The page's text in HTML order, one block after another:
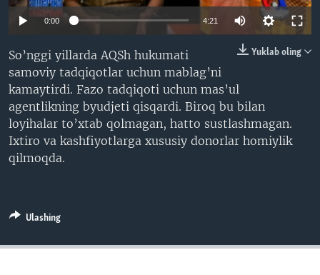
VIDEO
XABARLAR SURATLARDA
ODNOKLASSNIKI
TWITTER
SOUNDCLOUD
VOA
0:00 4:21
Yuklab oling
So’nggi yillarda AQSh hukumati
samoviy tadqiqotlar uchun mablag’ni
kamaytirdi. Fazo tadqiqoti uchun mas’ul
agentlikning byudjeti qisqardi. Biroq bu bilan
loyihalar to’xtab qolmagan, hatto sustlashmagan.
Ixtiro va kashfiyotlarga xususiy donorlar homiylik
qilmoqda.
Ulashing